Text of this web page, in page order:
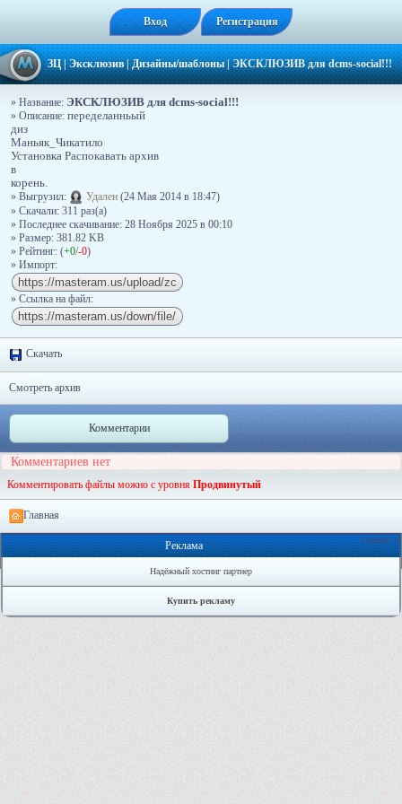
Вход Регистрация
ЗЦ|Эксклюзив|Дизайны/шаблоны|ЭКСКЛЮЗИВ для dcms-social!!!
» Название: ЭКСКЛЮЗИВ для dcms-social!!!
» Описание: переделанньый
диз
Маньяк_Чикатило
Установка Распокавать архив
в
корень.
» Выгрузил:
Удален (24 Мая 2014 в 18:47)
» Скачали: 311 раз(a)
» Последнее скачивание: 28 Ноября 2025 в 00:10
» Размер: 381.82 KB
» Рейтинг: (+0/-0)
» Импорт:
» Ссылка на файл:
Скачать
Смотреть архив
Комментарии
Комментариев нет
Комментировать файлы можно с уровня Продвинутый
Главная
Онлайн: 0
Реклама
Надёжный хостинг партнер
Купить рекламу